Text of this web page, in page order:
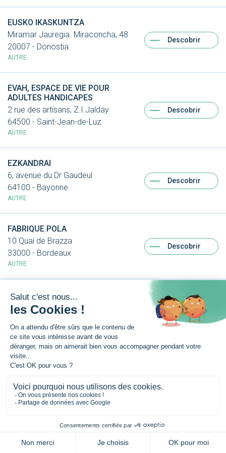
EUSKO IKASKUNTZA
Miramar Jauregia. Miraconcha, 48
20007 - Donostia
AUTRE
Descobrir
EVAH, ESPACE DE VIE POUR
ADULTES HANDICAPES
2 rue des artisans, Z.I.Jalday
64500 - Saint-Jean-de-Luz
AUTRE
Descobrir
EZKANDRAI
6, avenue du Dr Gaudeul
64100 - Bayonne
AUTRE
Descobrir
FABRIQUE POLA
10 Quai de Brazza
33000 - Bordeaux
AUTRE
Descobrir
FED REGIONALE CAPRINE
12 bis rue Saint Pierre
AUTRE
Descobrir
FED. DES DESIGNERS DE NOUVELLE
AQUITAINE
32 Rue Ernest Bersot
33000 - Bordeaux
AUTRE
MEDIAS OCCITANS (FIMOC)